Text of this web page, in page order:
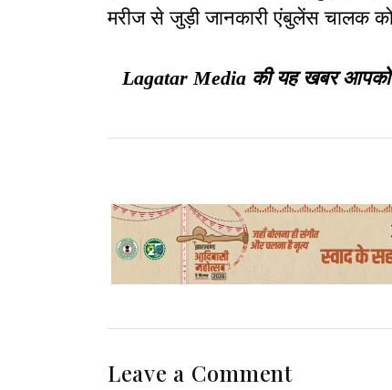
मरीज से जुड़ी जानकारी एंबुलेंस चालक
Lagatar Media की यह खबर आपको
Leave a Comment